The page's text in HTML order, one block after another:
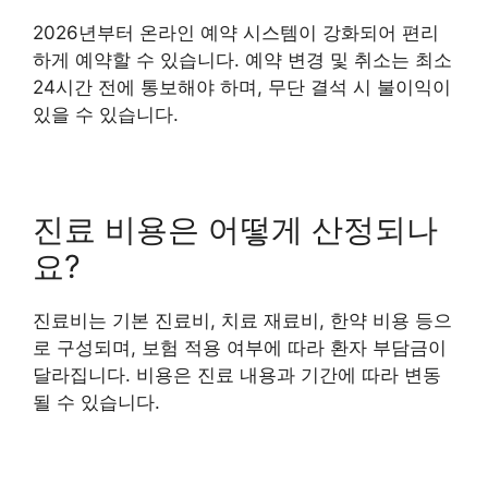
2026년부터 온라인 예약 시스템이 강화되어 편리
하게 예약할 수 있습니다. 예약 변경 및 취소는 최소
24시간 전에 통보해야 하며, 무단 결석 시 불이익이
있을 수 있습니다.
진료 비용은 어떻게 산정되나
요?
진료비는 기본 진료비, 치료 재료비, 한약 비용 등으
로 구성되며, 보험 적용 여부에 따라 환자 부담금이
달라집니다. 비용은 진료 내용과 기간에 따라 변동
될 수 있습니다.